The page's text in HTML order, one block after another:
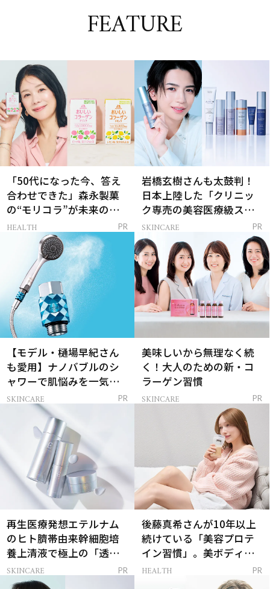
FEATURE
「50代になった今、答え
合わせできた」森永製菓
の“モリコラ”が未来のキ
レイを連れてくる！
HEALTH PR
岩橋玄樹さんも太鼓判！
日本上陸した「クリニッ
ク専売の美容医療級スキ
ンケア」
SKINCARE PR
【モデル・樋場早紀さん
も愛用】ナノバブルのシ
ャワーで肌悩みを一気に
解決
SKINCARE PR
美味しいから無理なく続
く！大人のための新・コ
ラーゲン習慣
SKINCARE PR
再生医療発想エテルナム
のヒト臍帯由来幹細胞培
養上清液で極上の「透明
感ハリ肌」へ
SKINCARE PR
後藤真希さんが10年以上
続けている「美容プロテ
イン習慣」。美ボディを
支える朝ルーティンと
HEALTH PR